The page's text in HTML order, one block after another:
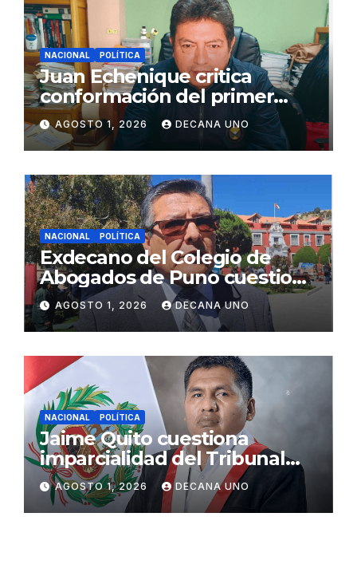
NACIONAL POLÍTICA
Juan Echenique critica
conformación del primer
gabinete ministerial de Keiko
Fujimori
AGOSTO 1, 2026 DECANA UNO
NACIONAL POLÍTICA
Exdecano del Colegio de
Abogados de Puno cuestiona
propuestas sobre seguridad
ciudadana
AGOSTO 1, 2026 DECANA UNO
NACIONAL POLÍTICA
Jaime Quito cuestiona
imparcialidad del Tribunal
Constitucional tras liberación
de Ollanta Humala
AGOSTO 1, 2026 DECANA UNO